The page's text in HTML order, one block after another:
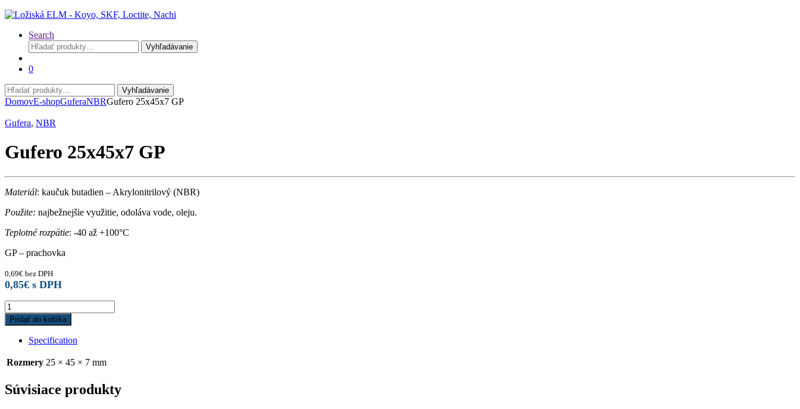
Search
Hľadať:
Vyhľadávanie
0
Hľadať:
Vyhľadávanie
DomovE-shopGuferaNBRGufero 25x45x7 GP
Gufera, NBR
Gufero 25x45x7 GP
Materiál: kaučuk butadien – Akrylonitrilový (NBR)
Použite: najbežnejšie využitie, odoláva vode, oleju.
Teplotné rozpätie: -40 až +100°C
GP – prachovka
0,69€ bez DPH
0,85€ s DPH
Gufero
25x45x7
GP
quantity
Pridať do košíka
Specification
Rozmery 25 × 45 × 7 mm
Súvisiace produkty